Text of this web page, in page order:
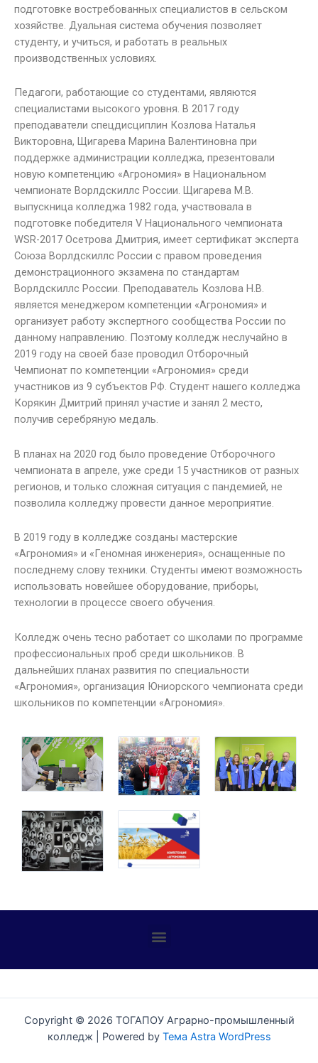
подготовке востребованных специалистов в сельском
хозяйстве. Дуальная система обучения позволяет
студенту, и учиться, и работать в реальных
производственных условиях.
Педагоги, работающие со студентами, являются
специалистами высокого уровня. В 2017 году
преподаватели спецдисциплин Козлова Наталья
Викторовна, Щигарева Марина Валентиновна при
поддержке администрации колледжа, презентовали
новую компетенцию «Агрономия» в Национальном
чемпионате Ворлдскиллс России. Щигарева М.В.
выпускница колледжа 1982 года, участвовала в
подготовке победителя V Национального чемпионата
WSR-2017 Осетрова Дмитрия, имеет сертификат эксперта
Союза Ворлдскиллс России с правом проведения
демонстрационного экзамена по стандартам
Ворлдскиллс России. Преподаватель Козлова Н.В.
является менеджером компетенции «Агрономия» и
организует работу экспертного сообщества России по
данному направлению. Поэтому колледж неслучайно в
2019 году на своей базе проводил Отборочный
Чемпионат по компетенции «Агрономия» среди
участников из 9 субъектов РФ. Студент нашего колледжа
Корякин Дмитрий принял участие и занял 2 место,
получив серебряную медаль.
В планах на 2020 год было проведение Отборочного
чемпионата в апреле, уже среди 15 участников от разных
регионов, и только сложная ситуация с пандемией, не
позволила колледжу провести данное мероприятие.
В 2019 году в колледже созданы мастерские
«Агрономия» и «Геномная инженерия», оснащенные по
последнему слову техники. Студенты имеют возможность
использовать новейшее оборудование, приборы,
технологии в процессе своего обучения.
Колледж очень тесно работает со школами по программе
профессиональных проб среди школьников. В
дальнейших планах развития по специальности
«Агрономия», организация Юниорского чемпионата среди
школьников по компетенции «Агрономия».
Copyright © 2026 ТОГАПОУ Аграрно-промышленный
колледж | Powered by Тема Astra WordPress